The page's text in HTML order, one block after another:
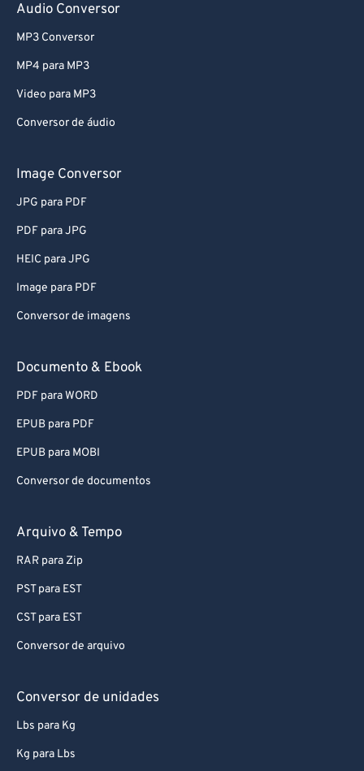
Audio Conversor
MP3 Conversor
MP4 para MP3
Video para MP3
Conversor de áudio
Image Conversor
JPG para PDF
PDF para JPG
HEIC para JPG
Image para PDF
Conversor de imagens
Documento & Ebook
PDF para WORD
EPUB para PDF
EPUB para MOBI
Conversor de documentos
Arquivo & Tempo
RAR para Zip
PST para EST
CST para EST
Conversor de arquivo
Conversor de unidades
Lbs para Kg
Kg para Lbs